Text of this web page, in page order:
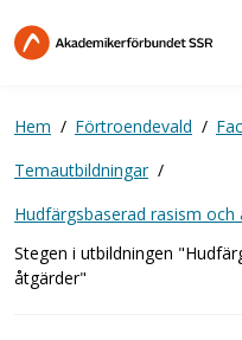
till
Hem Förtroendevald
Temautbildningar
Hudfärgsbaserad rasism
Stegen i utbildningen
åtgärder"